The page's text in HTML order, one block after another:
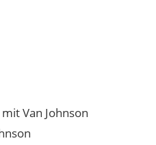
Van Johnson